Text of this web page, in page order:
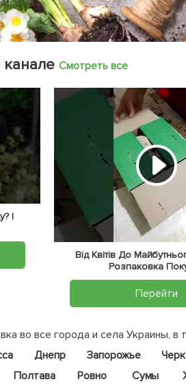
каналеСмотреть все
|
Від Квітів До
Розпаковка
Перейти
во все города и села Украины, в
Днепр Запорожье
Полтава Ровно Сумы